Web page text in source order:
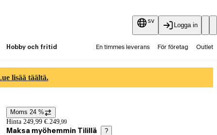
sv
Logga in
Hobby och fritid En timmes leverans För företag Outlet
lisää täältä.
Prisinformation
Moms 24 %
Hinta 249,99 €. 249,99
Maksa myöhemmin Tilillä ?